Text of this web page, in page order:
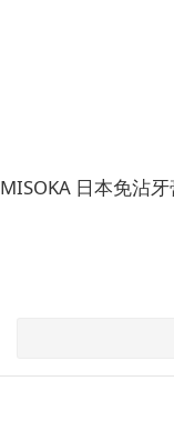
MISOKA 日本免沾